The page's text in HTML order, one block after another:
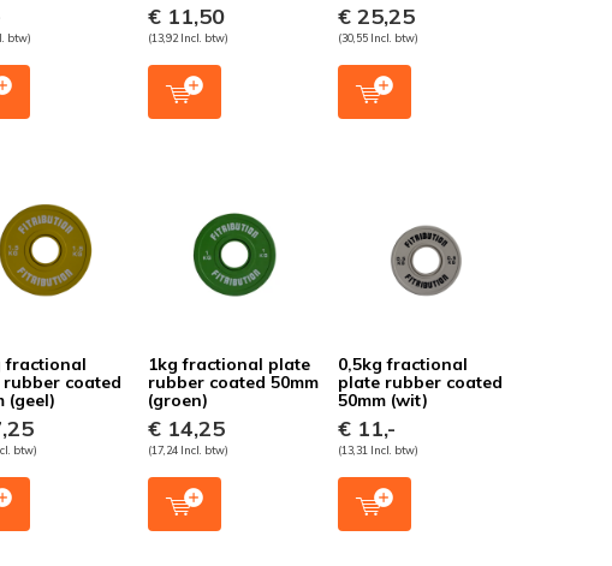
btw)
€ 11,50
(13,92 Incl. btw)
€ 25,25
(30,55 Incl. btw)
fractional
coated
(geel)
btw)
1kg fractional plate
rubber coated 50mm
(groen)
€ 14,25
(17,24 Incl. btw)
0,5kg fractional
plate rubber coated
50mm (wit)
€ 11,-
(13,31 Incl. btw)